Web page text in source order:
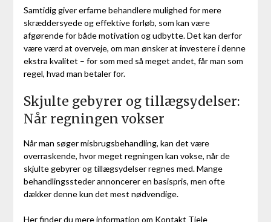
Samtidig giver erfarne behandlere mulighed for mere
skræddersyede og effektive forløb, som kan være
afgørende for både motivation og udbytte. Det kan derfor
være værd at overveje, om man ønsker at investere i denne
ekstra kvalitet – for som med så meget andet, får man som
regel, hvad man betaler for.
Skjulte gebyrer og tillægsydelser:
Når regningen vokser
Når man søger misbrugsbehandling, kan det være
overraskende, hvor meget regningen kan vokse, når de
skjulte gebyrer og tillægsydelser regnes med. Mange
behandlingssteder annoncerer en basispris, men ofte
dækker denne kun det mest nødvendige.
Her finder du mereinformation om Kontakt Tjele